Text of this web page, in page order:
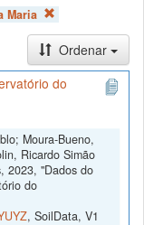
Maria
Ordenar
do
Moura-Bueno,
Ricardo Simão
2023, "Dados do
do
, SoilData, V1